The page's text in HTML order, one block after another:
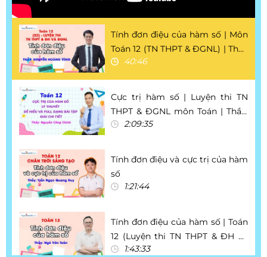
Tính đơn điệu của hàm số | Môn
Toán 12 (TN THPT & ĐGNL) | Thầy
Nguyễn Hoàng Tùng
40:46
Cực trị hàm số | Luyện thi TN
THPT & ĐGNL môn Toán | Thầy:
Nguyễn Công Chính| Lộ trình
2:09:35
Tính đơn điệu và cực trị của hàm
số
1:21:44
Tính đơn điệu của hàm số | Toán
12 (Luyện thi TN THPT & ĐH và
ĐGTD BK TSA) | Thầy Ngô Văn
1:43:33